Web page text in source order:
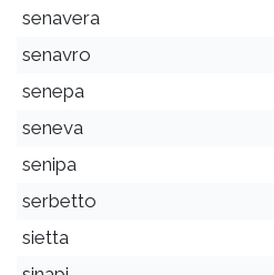
senavera
senavro
senepa
seneva
senipa
serbetto
sietta